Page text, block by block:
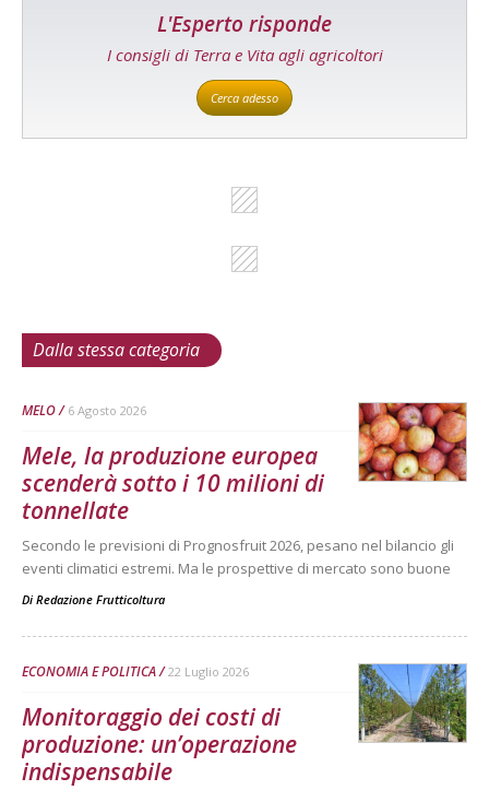
L'Esperto risponde
I consigli di Terra e Vita agli agricoltori
Cerca adesso
Dalla stessa categoria
MELO 6 Agosto 2026
Mele, la produzione europea
scenderà sotto i 10 milioni di
tonnellate
Secondo le previsioni di Prognosfruit 2026, pesano nel bilancio gli
eventi climatici estremi. Ma le prospettive di mercato sono buone
Di Redazione Frutticoltura
ECONOMIA E POLITICA 22 Luglio 2026
Monitoraggio dei costi di
produzione: un’operazione
indispensabile